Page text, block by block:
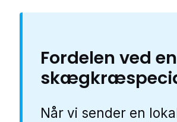
Fordelen ved en
Når vi sender en